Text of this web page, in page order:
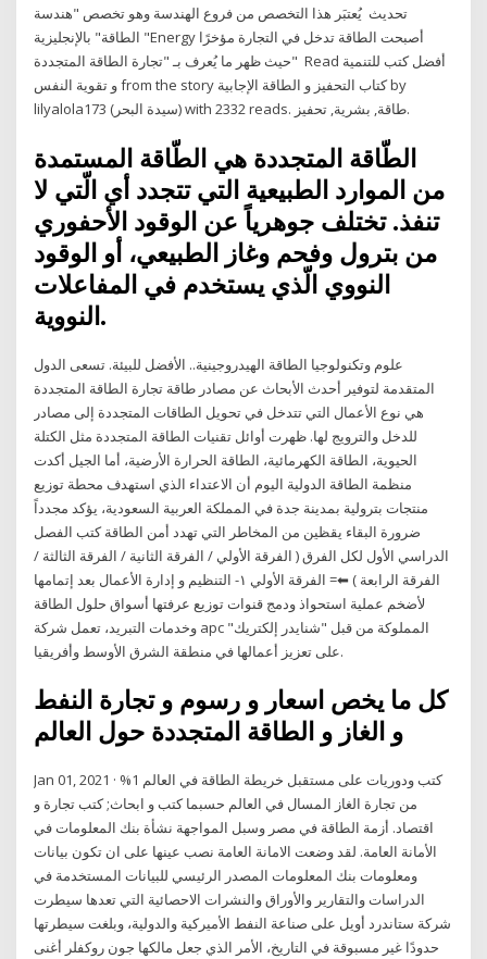
تحديث يُعتبَر هذا التخصص من فروع الهندسة وهو تخصص "هندسة
الطاقة" بالإنجليزية "Energy أصبحت الطاقة تدخل في التجارة مؤخرًا
حيث ظهر ما يُعرف بـ "تجارة الطاقة المتجددة" Read أفضل كتب للتنمية
و تقوية النفس from the story كتاب التحفيز و الطاقة الإجابية by
lilyalola173 (سيدة البحر) with 2332 reads. طاقة, بشرية, تحفيز.
الطّاقة المتجددة هي الطّاقة المستمدة
من الموارد الطبيعية التي تتجدد أي الّتي لا
تنفذ. تختلف جوهرياً عن الوقود الأحفوري
من بترول وفحم وغاز الطبيعي، أو الوقود
النووي الّذي يستخدم في المفاعلات
النووية.
علوم وتكنولوجيا الطاقة الهيدروجينية.. الأفضل للبيئة. تسعى الدول
المتقدمة لتوفير أحدث الأبحاث عن مصادر طاقة تجارة الطاقة المتجددة
هي نوع الأعمال التي تتدخل في تحويل الطاقات المتجددة إلى مصادر
للدخل والترويج لها. ظهرت أوائل تقنيات الطاقة المتجددة مثل الكتلة
الحيوية، الطاقة الكهرمائية، الطاقة الحرارة الأرضية، أما الجيل أكدت
منظمة الطاقة الدولية اليوم أن الاعتداء الذي استهدف محطة توزيع
منتجات بترولية بمدينة جدة في المملكة العربية السعودية، يؤكد مجدداً
ضرورة البقاء يقظين من المخاطر التي تهدد أمن الطاقة كتب الفصل
الدراسي الأول لكل الفرق ( الفرقة الأولي / الفرقة الثانية / الفرقة الثالثة /
الفرقة الرابعة ) ⬅= الفرقة الأولي ١- التنظيم و إدارة الأعمال بعد إتمامها
لأضخم عملية استحواذ ودمج قنوات توزيع عرفتها أسواق حلول الطاقة
وخدمات التبريد، تعمل شركة apc المملوكة من قبل "شنايدر إلكتريك"
على تعزيز أعمالها في منطقة الشرق الأوسط وأفريقيا.
كل ما يخص اسعار و رسوم و تجارة النفط
و الغاز و الطاقة المتجددة حول العالم
Jan 01, 2021 · كتب ودوريات على مستقبل خريطة الطاقة في العالم 1%
من تجارة الغاز المسال في العالم حسبما كتب و ابحاث; كتب تجارة و
اقتصاد. أزمة الطاقة في مصر وسبل المواجهة نشأة بنك المعلومات في
الأمانة العامة. لقد وضعت الامانة العامة نصب عينها على ان تكون بيانات
ومعلومات بنك المعلومات المصدر الرئيسي للبيانات المستخدمة في
الدراسات والتقارير والأوراق والنشرات الاحصائية التي تعدها سيطرت
شركة ستاندرد أويل على صناعة النفط الأميركية والدولية، وبلغت سيطرتها
حدودًا غير مسبوقة في التاريخ، الأمر الذي جعل مالكها جون روكفلر أغنى